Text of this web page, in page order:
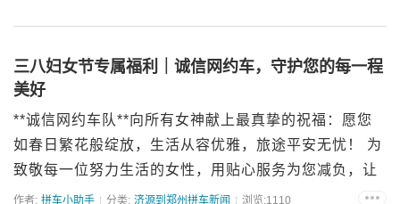
三八妇女节专属福利｜诚信网约车，守护您的每一程
美好
**诚信网约车队**向所有女神献上最真挚的祝福：愿您
如春日繁花般绽放，生活从容优雅，旅途平安无忧！ 为
致敬每一位努力生活的女性，用贴心服务为您减负，让
出行更轻松！无论您是职场精英、家庭超人，还是追求
作者: 拼车小助手 分类: 济源到郑州拼车新闻 浏览:1110